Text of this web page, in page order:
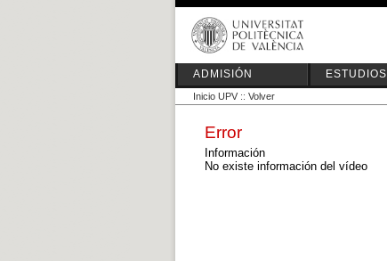
ADMISIÓN ESTUDIOS
Inicio UPV :: Volver
Error
Información
No existe información del vídeo